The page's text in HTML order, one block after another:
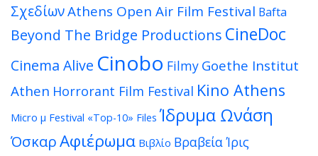
ΣχεδίωνAthens Open Air Film Festival Bafta
Beyond The Bridge Productions CineDoc
Cinema Alive Cinobo Filmy Goethe Institut
Athen Horrorant Film Festival Kino Athens
Micro μ Festival «Top-10» Files Ίδρυμα Ωνάση
ΌσκαρΑφιέρωμα Βιβλίο Βραβεία Ίρις